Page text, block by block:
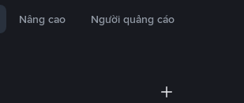
Nâng cao Người quảng cáo